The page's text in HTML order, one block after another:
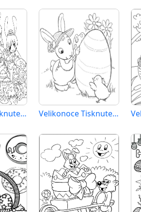
Velikonoce Tisknutelné pro Děti Velikonoce Tisknutelné Zdarma